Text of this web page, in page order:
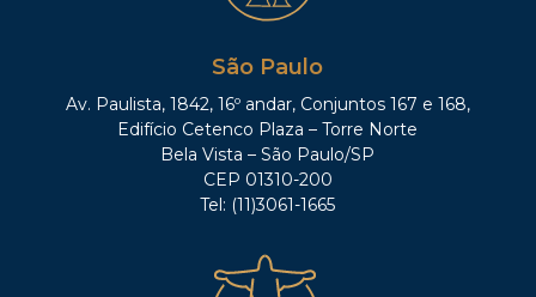
São Paulo
Av. Paulista, 1842, 16º andar, Conjuntos 167 e 168,
Edifício Cetenco Plaza – Torre Norte
Bela Vista – São Paulo/SP
CEP 01310-200
Tel: (11)3061-1665